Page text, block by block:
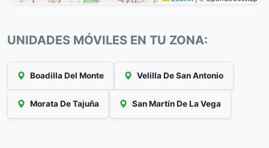
UNIDADES MÓVILES EN TU ZONA:
Boadilla Del Monte Velilla De San Antonio
Morata De Tajuña San Martín De La Vega